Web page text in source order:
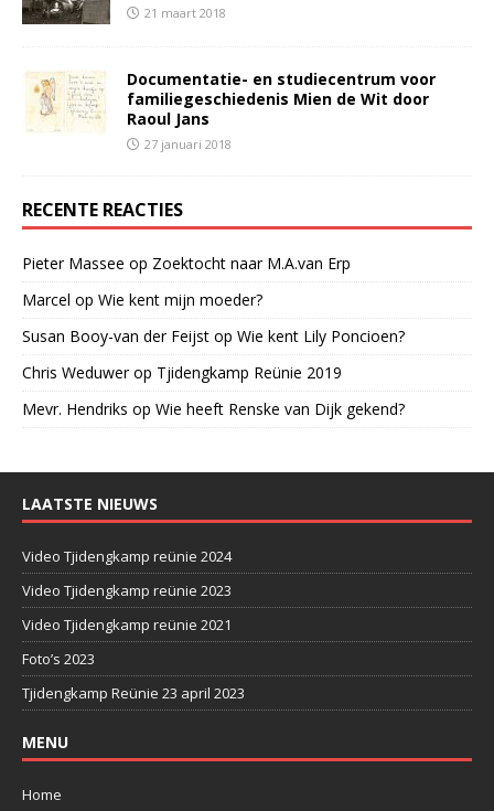
21 maart 2018
Documentatie- en studiecentrum voor
familiegeschiedenis Mien de Wit door
Raoul Jans
27 januari 2018
RECENTE REACTIES
Pieter Massee op Zoektocht naar M.A.van Erp
Marcel op Wie kent mijn moeder?
Susan Booy-van der Feijst op Wie kent Lily Poncioen?
Chris Weduwerop Tjidengkamp Reünie 2019
Mevr. Hendriks op Wie heeft Renske van Dijk gekend?
LAATSTE NIEUWS
Video Tjidengkamp reünie 2024
Video Tjidengkamp reünie 2023
Video Tjidengkamp reünie 2021
Foto’s 2023
Tjidengkamp Reünie 23 april 2023
MENU
Home